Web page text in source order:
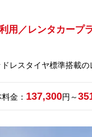
用／レンタカープ
レスタイヤ標準搭載
金： 137,300円～